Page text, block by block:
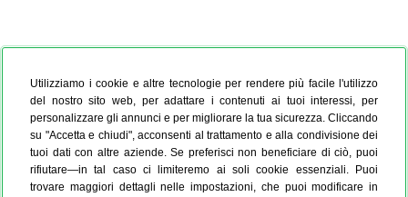
Utilizziamo i cookie e altre tecnologie per rendere più facile l'utilizzo
del nostro sito web, per adattare i contenuti ai tuoi interessi, per
personalizzare gli annunci e per migliorare la tua sicurezza. Cliccando
su "Accetta e chiudi", acconsenti al trattamento e alla condivisione dei
tuoi dati con altre aziende. Se preferisci non beneficiare di ciò, puoi
rifiutare—in tal caso ci limiteremo ai soli cookie essenziali. Puoi
trovare maggiori dettagli nelle impostazioni, che puoi modificare in